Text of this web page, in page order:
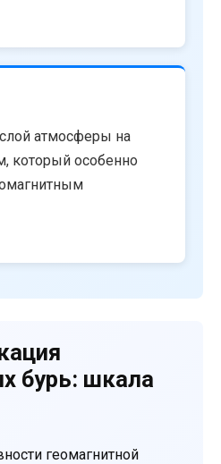
атмосферы на
который особенно
бурь: шкала
геомагнитной